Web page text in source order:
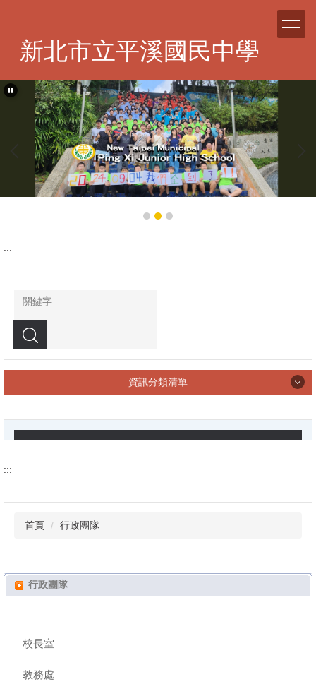
容
區
新北市立平溪國民中學
:::
搜尋
資訊分類清單
:::
首頁 行政團隊
行政團隊
校長室
教務處